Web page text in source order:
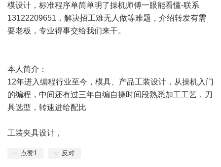
模设计，标准程序单简单明了操机师傅一眼能看懂-联系
13122209651，解决招工难无人做等难题，介绍转发有需
要老板，专业得事交给我们来干。
本人简介：
12年进入编程行业至今，模具、产品工装设计，从操机入门
的编程，中间还有过三年自编自操时间段熟悉加工工艺，刀
具选型，转速进给配比
工装夹具设计，
点赞1 反对